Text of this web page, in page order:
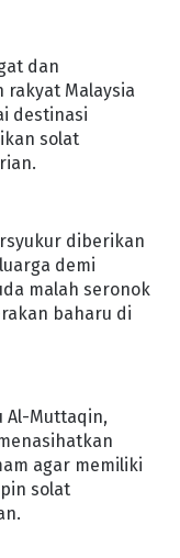
dan
rakyat Malaysia
destinasi
solat
diberikan
demi
malah seronok
baharu di
Al-Muttaqin,
agar memiliki
solat